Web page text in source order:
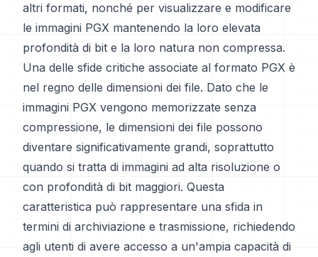
altri formati, nonché per visualizzare e modificare
le immagini PGX mantenendo la loro elevata
profondità di bit e la loro natura non compressa.
Una delle sfide critiche associate al formato PGX è
nel regno delle dimensioni dei file. Dato che le
immagini PGX vengono memorizzate senza
compressione, le dimensioni dei file possono
diventare significativamente grandi, soprattutto
quando si tratta di immagini ad alta risoluzione o
con profondità di bit maggiori. Questa
caratteristica può rappresentare una sfida in
termini di archiviazione e trasmissione, richiedendo
agli utenti di avere accesso a un'ampia capacità di